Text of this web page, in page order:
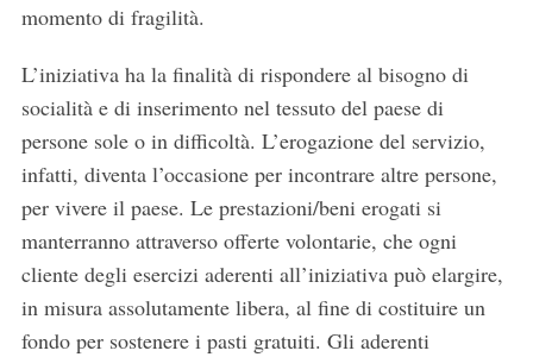
momento di fragilità.
L’iniziativa ha la finalità di rispondere al bisogno di
socialità e di inserimento nel tessuto del paese di
persone sole o in difficoltà. L’erogazione del servizio,
infatti, diventa l’occasione per incontrare altre persone,
per vivere il paese. Le prestazioni/beni erogati si
manterranno attraverso offerte volontarie, che ogni
cliente degli esercizi aderenti all’iniziativa può elargire,
in misura assolutamente libera, al fine di costituire un
fondo per sostenere i pasti gratuiti. Gli aderenti